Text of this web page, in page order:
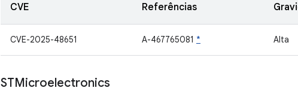
CVE Referências
CVE-2025-48651 A-467765081 * Alta
STMicroelectronics